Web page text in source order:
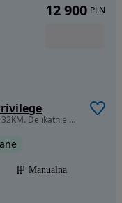
1197 cm3 • 130 KM • 2014 Lift. 1.2 Benzyna 132KM. Delikatnie uszk. lewe drzwi. Jeździ
Manualna
12 900 PLN